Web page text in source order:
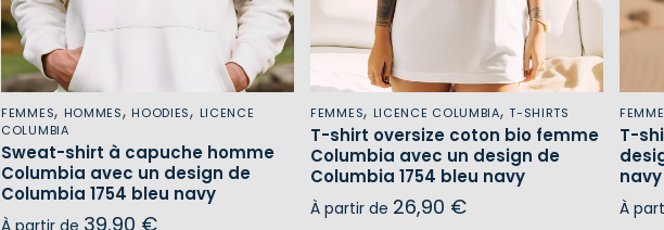
FEMMES, HOMMES, HOODIES, LICENCE
COLUMBIA
Sweat-shirt à capuche homme
Columbia avec un design de
Columbia 1754 bleu navy
À partir de 39,90 €
FEMMES, LICENCE COLUMBIA,T-SHIRTS
T-shirt oversize coton bio femme
Columbia avec un design de
Columbia 1754 bleu navy
À partir de 26,90 €
T-
navy
À